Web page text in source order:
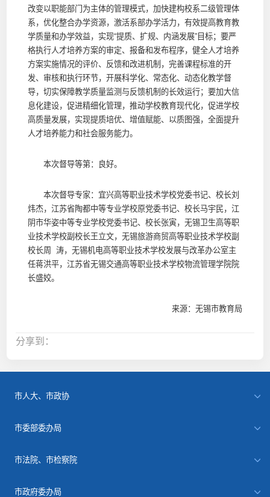
改变以职能部门为主体的管理模式，加快建构校系二级管理体
系，优化整合办学资源，激活系部办学活力，有效提高教育教
学质量和办学效益，实现“提质、扩规、内涵发展”目标；要严
格执行人才培养方案的审定、报备和发布程序，健全人才培养
方案实施情况的评价、反馈和改进机制，完善课程标准的开
发、审核和执行环节，开展科学化、常态化、动态化教学督
导，切实保障教学质量监测与反馈机制的长效运行；要加大信
息化建设，促进精细化管理，推动学校教育现代化，促进学校
高质量发展，实现提质培优、增值赋能、以质图强，全面提升
人才培养能力和社会服务能力。
本次督导等第：良好。
本次督导专家：宜兴高等职业技术学校党委书记、校长刘
炜杰，江苏省陶都中等专业学校原党委书记、校长马宇民，江
阴市华姿中等专业学校党委书记、校长张寅，无锡卫生高等职
业技术学校副校长王立文，无锡旅游商贸高等职业技术学校副
校长周 涛，无锡机电高等职业技术学校发展与改革办公室主
任蒋洪平，江苏省无锡交通高等职业技术学校物流管理学院院
长盛姣。
来源：无锡市教育局
分享到：
市人大、市政协
市委部委办局
市法院、市检察院
市政府委办局